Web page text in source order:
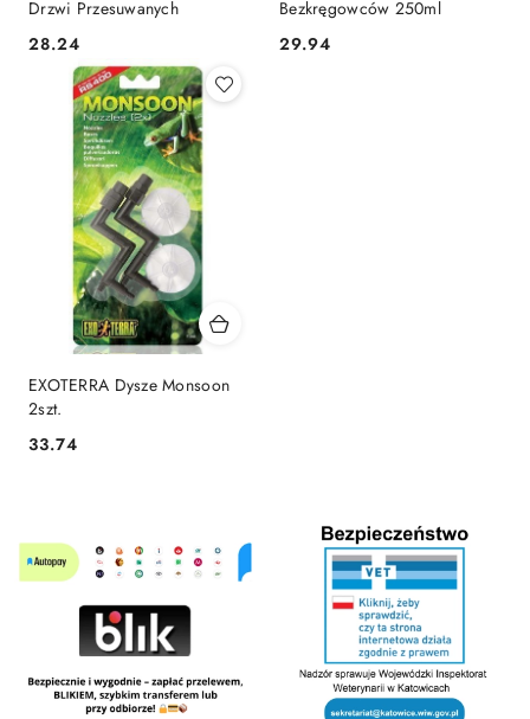
Drzwi Przesuwanych
Cena:
28.24
Bezkręgowców 250ml
Cena:
29.94
EXOTERRA Dysze Monsoon
2szt.
Cena:
33.74